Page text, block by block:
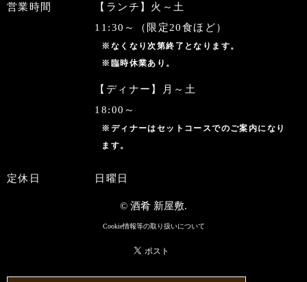
営業時間
【ランチ】火～土
11:30～（限定20食ほど）
※なくなり次第終了となります。
※臨時休業あり。
【ディナー】月～土
18:00～
※ディナーはセットコースでのご案内になり
ます。
定休日 日曜日
© 酒肴 新屋敷.
Cookie情報等の取り扱いについて